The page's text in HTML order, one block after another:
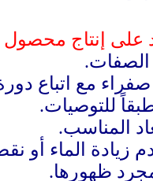
على إنتاج
صفراء مع اتباع
طبقاً للتوصيات.
المناسب.
زيادة الماء أو
ظهورها.